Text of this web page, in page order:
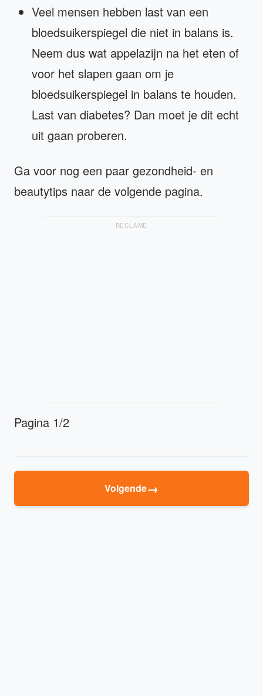
Veel mensen hebben last van een
bloedsuikerspiegel die niet in balans is.
Neem dus wat appelazijn na het eten of
voor het slapen gaan om je
bloedsuikerspiegel in balans te houden.
Last van diabetes? Dan moet je dit echt
uit gaan proberen.
Ga voor nog een paar gezondheid- en
beautytips naar de volgende pagina.
RECLAME
Pagina 1/2
Volgende→